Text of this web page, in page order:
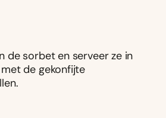
de sorbet en serveer ze in
de gekonfijte